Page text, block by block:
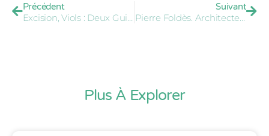
Précédent Suivant
Plus À Explorer